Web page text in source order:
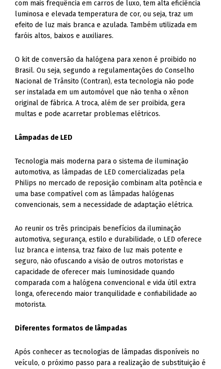
com mais frequência em carros de luxo, tem alta eficiência
luminosa e elevada temperatura de cor, ou seja, traz um
efeito de luz mais branca e azulada. Também utilizada em
faróis altos, baixos e auxiliares.
O kit de conversão da halógena para xenon é proibido no
Brasil. Ou seja, segundo a regulamentações do Conselho
Nacional de Trânsito (Contran), esta tecnologia não pode
ser instalada em um automóvel que não tenha o xênon
original de fábrica. A troca, além de ser proibida, gera
multas e pode acarretar problemas elétricos.
Lâmpadas de LED
Tecnologia mais moderna para o sistema de iluminação
automotiva, as lâmpadas de LED comercializadas pela
Philips no mercado de reposição combinam alta potência e
uma base compatível com as lâmpadas halógenas
convencionais, sem a necessidade de adaptação elétrica.
Ao reunir os três principais benefícios da iluminação
automotiva, segurança, estilo e durabilidade, o LED oferece
luz branca e intensa, traz faixo de luz mais potente e
seguro, não ofuscando a visão de outros motoristas e
capacidade de oferecer mais luminosidade quando
comparada com a halógena convencional e vida útil extra
longa, oferecendo maior tranquilidade e confiabilidade ao
motorista.
Diferentes formatos de lâmpadas
Após conhecer as tecnologias de lâmpadas disponíveis no
veículo, o próximo passo para a realização de substituição é